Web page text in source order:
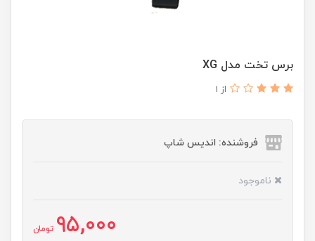
برس تخت مدل XG
از 1
فروشنده: اندیس شاپ
ناموجود
95,000 تومان